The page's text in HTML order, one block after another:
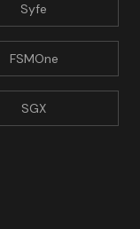
Syfe
FSMOne
SGX